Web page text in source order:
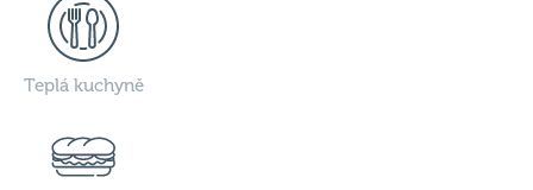
Teplá kuchyně